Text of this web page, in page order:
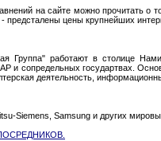
на сайте можно прочитать о
предсталены цены крупнейших
Группа" работают в столице
и сопредельных государтвах.
деятельность,
Siemens, Samsung и других